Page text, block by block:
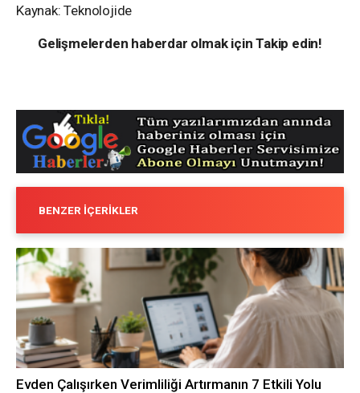
Kaynak: Teknolojide
Gelişmelerden haberdar olmak için Takip edin!
BENZER İÇERIKLER
Evden Çalışırken Verimliliği Artırmanın 7 Etkili Yolu